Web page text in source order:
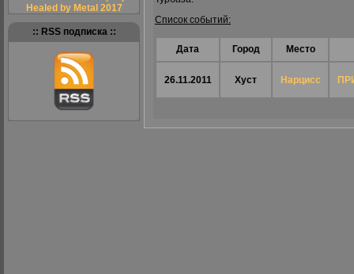
Healed by Metal 2017
:: RSS подписка ::
Список событий:
Дата Город Место
26.11.2011 Хуст Нарцисс